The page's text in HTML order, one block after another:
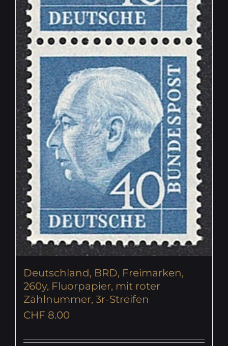
Deutschland, BRD, Freimarken,
260y, Fluorpapier, mit roter
Zählnummer, 3r-Streifen
CHF 8.00